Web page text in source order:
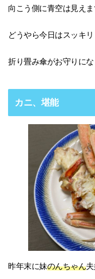
向こう側に青空は見えま
どうやら今日はスッキ
折り畳み傘がお守りにな
カニ、堪能
昨年末に妹のんちゃん